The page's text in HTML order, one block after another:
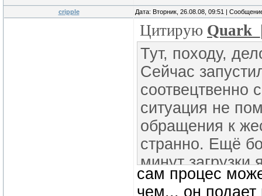
cripple Дата: Вторник, 26.08.08, 09:51 |
Цитирую
Тут, походу,
Сейчас
соотвецтвенно
ситуация не
обращения к
странно. Ещё
минут загрузки
процесс
сам процес
чем... он